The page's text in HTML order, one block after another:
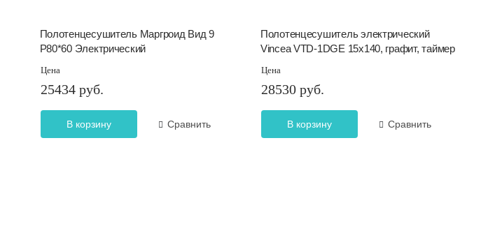
Полотенцесушитель Маргроид Вид 9
Р80*60 Электрический
Цена
25434 руб.
В корзину Сравнить
Полотенцесушитель электрический
Vincea VTD-1DGE 15х140, графит, таймер
Цена
28530 руб.
В корзину Сравнить